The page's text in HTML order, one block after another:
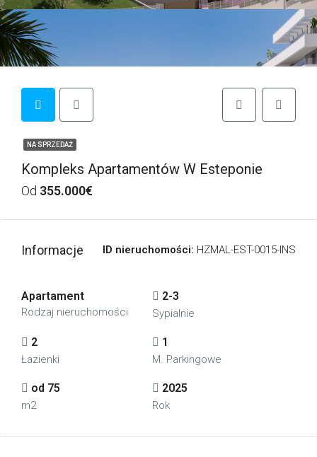
NA SPRZEDAŻ
Kompleks Apartamentów W Esteponie
Od 355.000€
Informacje ID nieruchomości: HZMAL-EST-0015-INS
Apartament
Rodzaj nieruchomości
2-3
Sypialnie
2
Łazienki
1
M. Parkingowe
od 75
m2
2025
Rok